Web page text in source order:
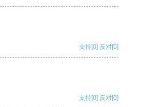
支持[0] 反对[0]
支持[0] 反对[0]